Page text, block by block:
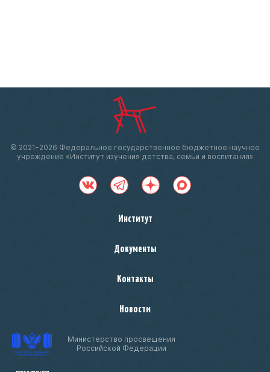
© 2021-2026 Федеральное государственное бюджетное научное
учреждение «Институт изучения детства, семьи и воспитания»
Институт
Документы
Контакты
Новости
Министерство просвещения
Российской Федерации